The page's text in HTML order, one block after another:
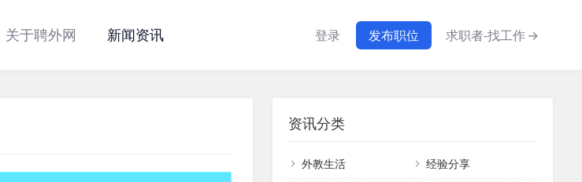
关于聘外网 新闻资讯 登录 发布职位 求职者-找工作→
资讯分类
外教生活
经验分享